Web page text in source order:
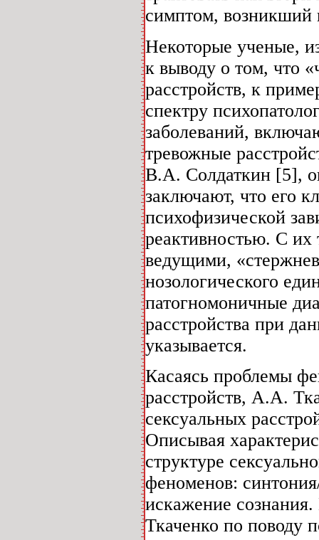
симптом, возникший
Некоторые ученые,
к выводу о том, что
расстройств, к
спектру
заболеваний,
тревожные
В.А. Солдаткин [5],
заключают, что его
психофизической
реактивностью. С их
ведущими,
нозологического
патогномоничные
расстройства при
указывается.
Касаясь проблемы
расстройств, А.А.
сексуальных
Описывая
структуре
феноменов:
искажение
Ткаченко по поводу